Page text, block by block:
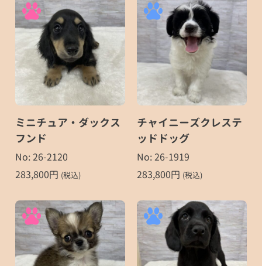
ミニチュア・ダックス
フンド
No: 26-2120
283,800円 (税込)
チャイニーズクレステ
ッドドッグ
No: 26-1919
283,800円 (税込)